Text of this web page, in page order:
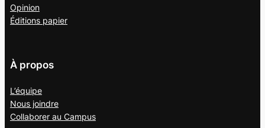
Opinion
Éditions papier
À propos
L’équipe
Nous joindre
Collaborer au Campus